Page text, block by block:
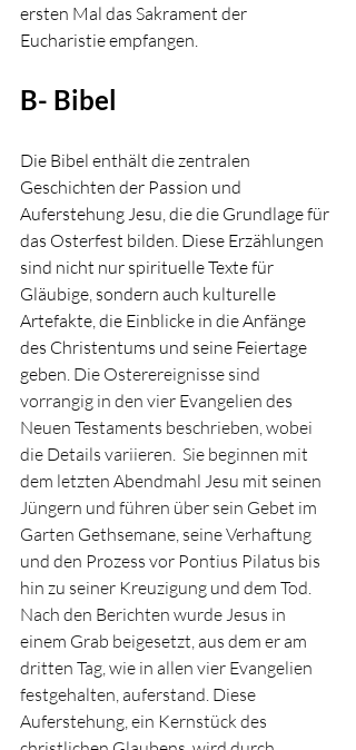
ersten Mal das Sakrament der
Eucharistie empfangen.
B- Bibel
Die Bibel enthält die zentralen
Geschichten der Passion und
Auferstehung Jesu, die die Grundlage für
das Osterfest bilden. Diese Erzählungen
sind nicht nur spirituelle Texte für
Gläubige, sondern auch kulturelle
Artefakte, die Einblicke in die Anfänge
des Christentums und seine Feiertage
geben. Die Osterereignisse sind
vorrangig in den vier Evangelien des
Neuen Testaments beschrieben, wobei
die Details variieren.  Sie beginnen mit
dem letzten Abendmahl Jesu mit seinen
Jüngern und führen über sein Gebet im
Garten Gethsemane, seine Verhaftung
und den Prozess vor Pontius Pilatus bis
hin zu seiner Kreuzigung und dem Tod.
Nach den Berichten wurde Jesus in
einem Grab beigesetzt, aus dem er am
dritten Tag, wie in allen vier Evangelien
festgehalten, auferstand. Diese
Auferstehung, ein Kernstück des